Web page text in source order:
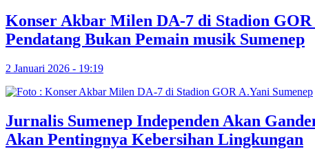
Konser Akbar Milen DA-7 di Stadion
Pendatang Bukan Pemain musik Sumenep
2 Januari 2026 - 19:19
Jurnalis Sumenep Independen Akan
Akan Pentingnya Kebersihan Lingkungan